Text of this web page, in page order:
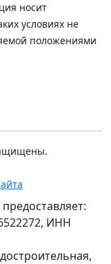
носит
условиях не
положениями
ИНН